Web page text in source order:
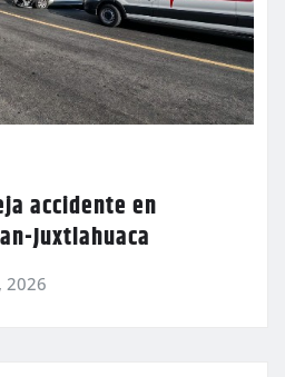
accidente en
Juxtlahuaca
2026